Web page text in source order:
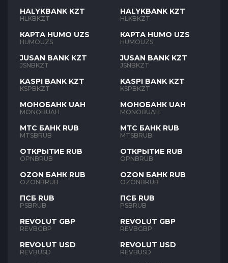
HALYKBANK KZT
HLKBKZT
КАРТА HUMO UZS
HUMOUZS
JUSAN BANK KZT
JSNBKZT
KASPI BANK KZT
KSPBKZT
МОНОБАНК UAH
MONOBUAH
МТС БАНК RUB
MTSBRUB
ОТКРЫТИЕ RUB
OPNBRUB
OZON БАНК RUB
OZONBRUB
ПСБ RUB
PSBRUB
REVOLUT GBP
REVBGBP
REVOLUT USD
REVBUSD
HALYKBANK KZT
HLKBKZT
КАРТА HUMO UZS
HUMOUZS
JUSAN BANK KZT
JSNBKZT
KASPI BANK KZT
KSPBKZT
МОНОБАНК UAH
MONOBUAH
МТС БАНК RUB
MTSBRUB
ОТКРЫТИЕ RUB
OPNBRUB
OZON БАНК RUB
OZONBRUB
ПСБ RUB
PSBRUB
REVOLUT GBP
REVBGBP
REVOLUT USD
REVBUSD